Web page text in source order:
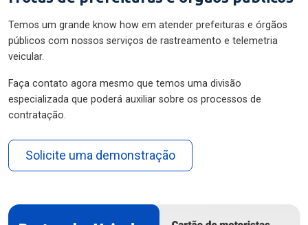
Temos um grande know how em atender prefeituras e órgãos
públicos com nossos serviços de rastreamento e telemetria
veicular.
Faça contato agora mesmo que temos uma divisão
especializada que poderá auxiliar sobre os processos de
contratação.
Solicite uma demonstração